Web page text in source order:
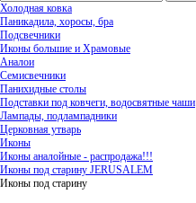
Холодная ковка
Паникадила, хоросы, бра
Подсвечники
Иконы большие и Храмовые
Аналои
Семисвечники
Панихидные столы
Подставки под ковчеги, водосвятные чаши
Лампады, подлампадники
Церковная утварь
Иконы
Иконы аналойные - распродажа!!!
Иконы под старину JERUSALEM
Иконы под старину